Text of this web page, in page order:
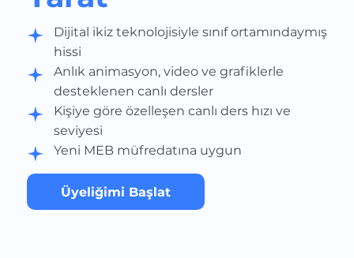
Dijital ikiz teknolojisiyle sınıf ortamındaymış
hissi
Anlık animasyon, video ve grafiklerle
desteklenen canlı dersler
Kişiye göre özelleşen canlı ders hızı ve
seviyesi
Yeni MEB müfredatına uygun
Üyeliğimi Başlat